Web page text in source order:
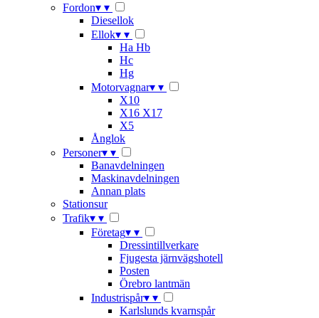
Fordon▾ ▾
Diesellok
Ellok▾ ▾
Ha Hb
Hc
Hg
Motorvagnar▾ ▾
X10
X16 X17
X5
Ånglok
Personer▾ ▾
Banavdelningen
Maskinavdelningen
Annan plats
Stationsur
Trafik▾ ▾
Företag▾ ▾
Dressintillverkare
Fjugesta järnvägshotell
Posten
Örebro lantmän
Industrispår▾ ▾
Karlslunds kvarnspår